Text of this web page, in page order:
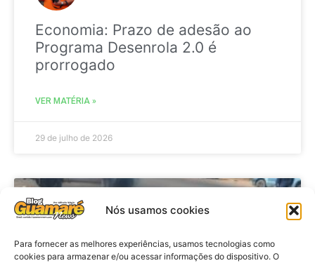
Nós usamos cookies
Para fornecer as melhores experiências, usamos tecnologias como
cookies para armazenar e/ou acessar informações do dispositivo. O
Economia: Prazo de adesão ao
Programa Desenrola 2.0 é
prorrogado
VER MATÉRIA »
29 de julho de 2026